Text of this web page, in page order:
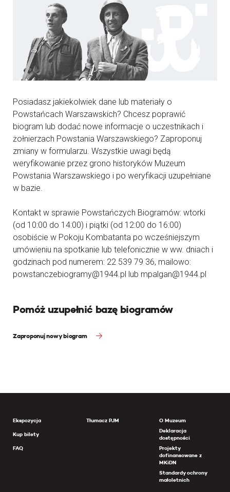
Posiadasz jakiekolwiek dane lub materiały o
Powstańcach Warszawskich? Chcesz poprawić
biogram lub dodać nowe informacje o uczestnikach i
żołnierzach Powstania Warszawskiego? Zaproponuj
zmiany w formularzu. Wszystkie uwagi będą
weryfikowanie przez grono historyków Muzeum
Powstania Warszawskiego i po weryfikacji uzupełniane
w bazie.
Kontakt w sprawie Powstańczych Biogramów: wtorki
(od 10:00 do 14:00) i piątki (od 12:00 do 16:00)
osobiście w Pokoju Kombatanta po wcześniejszym
umówieniu na spotkanie lub telefonicznie w ww. dniach i
godzinach pod numerem: 22 539 79 36, mailowo:
powstanczebiogramy@1944.pl lub mpalgan@1944.pl
Pomóż uzupełnić bazę biogramów
Zaproponuj nowy biogram
Ekspozycja
Kup bilety
FAQ
Tłumacz PJM
O Muzeum
Deklaracja
dostępności
Projekty
dofinansowane z
MKiDN
Standardy ochrony
małoletnich